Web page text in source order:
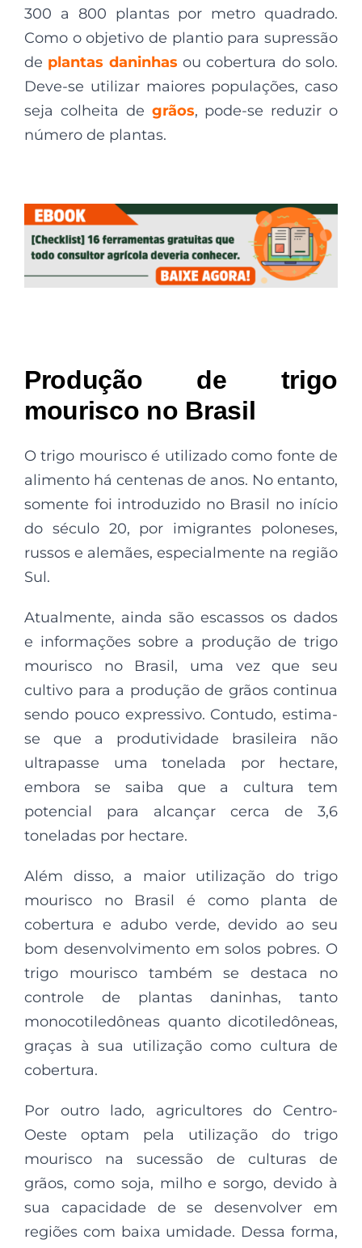
300 a 800 plantas por metro quadrado.
Como o objetivo de plantio para supressão
de plantas daninhas ou cobertura do solo.
Deve-se utilizar maiores populações, caso
seja colheita de grãos, pode-se reduzir o
número de plantas.
Produção de trigo
mourisco no Brasil
O trigo mourisco é utilizado como fonte de
alimento há centenas de anos. No entanto,
somente foi introduzido no Brasil no início
do século 20, por imigrantes poloneses,
russos e alemães, especialmente na região
Sul.
Atualmente, ainda são escassos os dados
e informações sobre a produção de trigo
mourisco no Brasil, uma vez que seu
cultivo para a produção de grãos continua
sendo pouco expressivo. Contudo, estima-
se que a produtividade brasileira não
ultrapasse uma tonelada por hectare,
embora se saiba que a cultura tem
potencial para alcançar cerca de 3,6
toneladas por hectare.
Além disso, a maior utilização do trigo
mourisco no Brasil é como planta de
cobertura e adubo verde, devido ao seu
bom desenvolvimento em solos pobres. O
trigo mourisco também se destaca no
controle de plantas daninhas, tanto
monocotiledôneas quanto dicotiledôneas,
graças à sua utilização como cultura de
cobertura.
Por outro lado, agricultores do Centro-
Oeste optam pela utilização do trigo
mourisco na sucessão de culturas de
grãos, como soja, milho e sorgo, devido à
sua capacidade de se desenvolver em
regiões com baixa umidade. Dessa forma,